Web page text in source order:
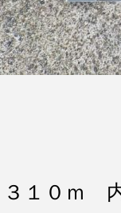
３１０ｍ